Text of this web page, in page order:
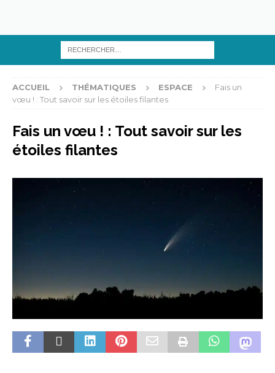
ACCUEIL THÉMATIQUES ESPACE
Fais un
vœu ! : Tout savoir sur les étoiles filantes
Fais un vœu ! : Tout savoir sur les
étoiles filantes